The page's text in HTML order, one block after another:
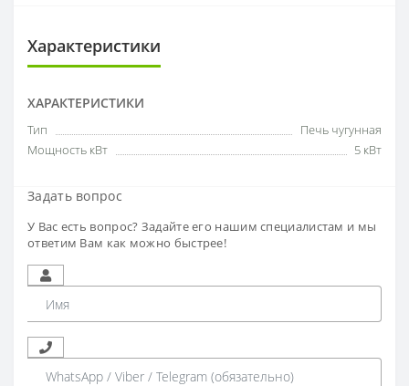
Характеристики
ХАРАКТЕРИСТИКИ
Тип
Печь чугунная
Мощность кВт
5 кВт
Задать вопрос
У Вас есть вопрос? Задайте его нашим специалистам и мы
ответим Вам как можно быстрее!